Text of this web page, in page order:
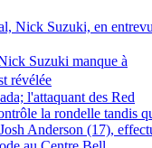
Suzuki manque à
révélée